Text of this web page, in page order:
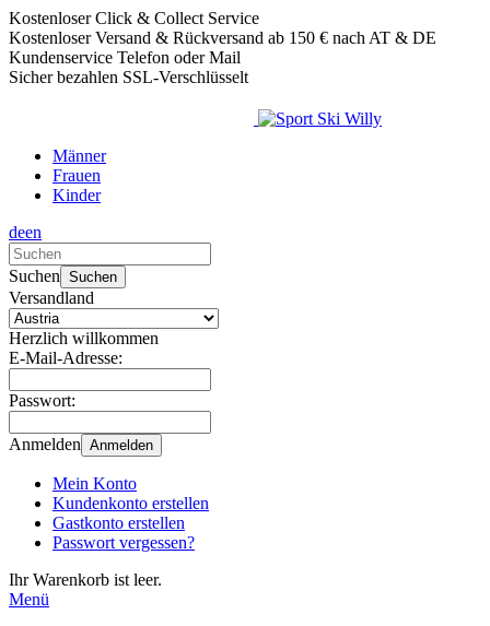
Kostenloser Click & Collect Service
Kostenloser Versand & Rückversand ab 150 € nach AT & DE
Kundenservice Telefon oder Mail
Sicher bezahlen SSL-Verschlüsselt
Männer
Frauen
Kinder
deen
die
nach
oben
unten,
um
das
Suchen Suchen
Versandland
Herzlich willkommen
E-Mail-Adresse:
Passwort:
Anmelden Anmelden
Mein Konto
Kundenkonto erstellen
Gastkonto erstellen
Passwort vergessen?
Ihr Warenkorb ist leer.
Menü